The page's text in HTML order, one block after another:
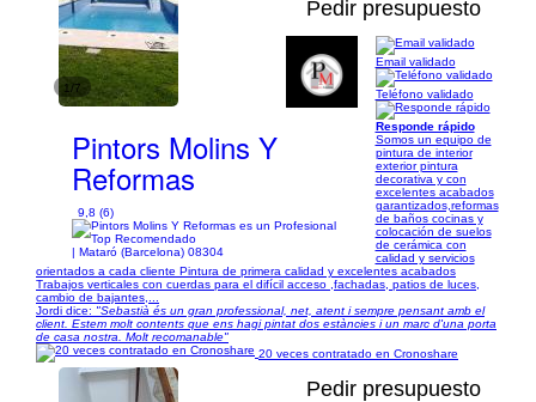
1/7
Pedir presupuesto
Pintors Molins Y
Reformas
9,8 (6)
| Mataró (Barcelona) 08304
Email validado
Teléfono validado
Responde rápido
Somos un equipo de
pintura de interior
exterior pintura
decorativa y con
excelentes acabados
garantizados,reformas
de baños cocinas y
colocación de suelos
de cerámica con
calidad y servicios
orientados a cada cliente Pintura de primera calidad y excelentes acabados
Trabajos verticales con cuerdas para el difícil acceso ,fachadas, patios de luces,
cambio de bajantes,...
Jordi dice: "Sebastià és un gran professional, net, atent i sempre pensant amb el
client. Estem molt contents que ens hagi pintat dos estàncies i un marc d'una porta
de casa nostra. Molt recomanable"
20 veces contratado en Cronoshare
Pedir presupuesto